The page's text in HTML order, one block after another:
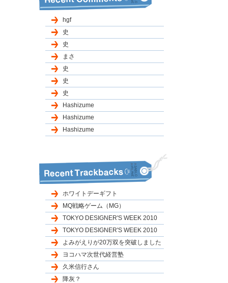
hgf
史
史
まさ
史
史
史
Hashizume
Hashizume
Hashizume
ホワイトデーギフト
MQ戦略ゲーム（MG）
TOKYO DESIGNER'S WEEK 2010
TOKYO DESIGNER'S WEEK 2010
よみがえりが20万双を突破しました
ヨコハマ次世代経営塾
久米信行さん
降灰？